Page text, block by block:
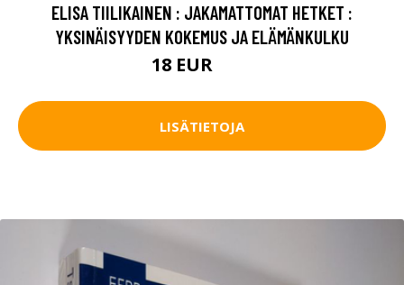
ELISA TIILIKAINEN : JAKAMATTOMAT HETKET :
YKSINÄISYYDEN KOKEMUS JA ELÄMÄNKULKU
18 EUR
LISÄTIETOJA